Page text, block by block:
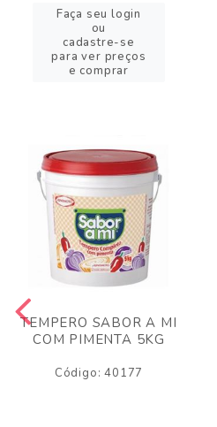
Faça seu login
ou
cadastre-se
para ver preços
e comprar
TEMPERO SABOR A MI
COM PIMENTA 5KG
Código: 40177